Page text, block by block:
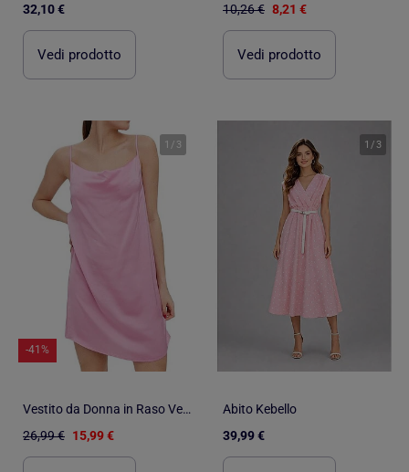
32,10 €
Vedi prodotto
10,26 € 8,21 €
Vedi prodotto
1 / 3
-41%
Vestito da Donna in Raso Vero Moda Elegante
26,99 € 15,99 €
1 /3
Abito Kebello
39,99 €